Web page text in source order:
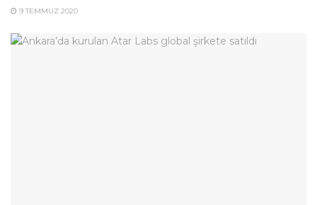
9 TEMMUZ 2020